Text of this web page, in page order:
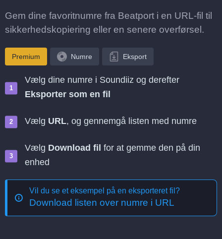
Gem dine favoritnumre fra Beatport i en URL-fil til
sikkerhedskopiering eller en senere overførsel.
Premium Numre Eksport
Vælg dine numre i Soundiiz og derefter
Eksporter som en fil
Vælg URL, og gennemgå listen med numre
Vælg Download fil for at gemme den på din
enhed
Vil du se et eksempel på en eksporteret fil?
Download listen over numre i URL